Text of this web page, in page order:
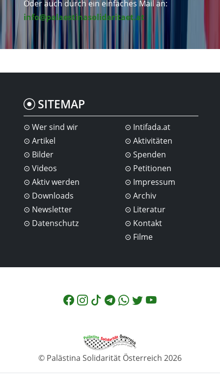
Oder auch durch ein einfaches Mail an:
info@palaestinasolidaritaet.at
SITEMAP
Wer sind wir
Artikel
Bilder
Videos
Intifada.at
Aktivitäten
Spenden
Petitionen
Aktiv werden
Downloads
Newsletter
Datenschutz
Impressum
Archiv
Literatur
Kontakt
Filme
© Palästina Solidarität Österreich 2026